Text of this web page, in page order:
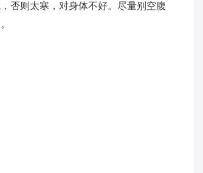
否则太寒，对身体不好。尽量别空腹